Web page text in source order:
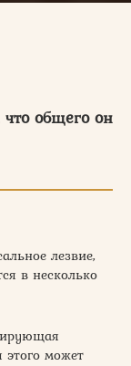
общего он
лезвие,
в несколько
может